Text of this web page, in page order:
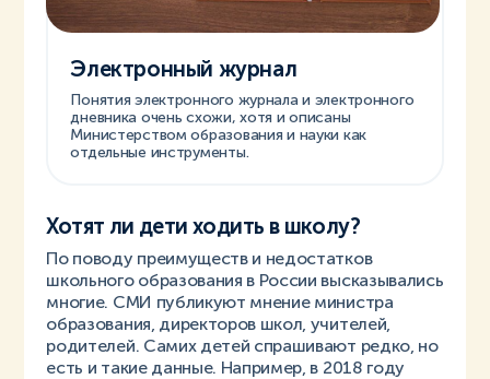
Электронный журнал
Понятия электронного журнала и электронного
дневника очень схожи, хотя и описаны
Министерством образования и науки как
отдельные инструменты.
Хотят ли дети ходить в школу?
По поводу преимуществ и недостатков
школьного образования в России высказывались
многие. СМИ публикуют мнение министра
образования, директоров школ, учителей,
родителей. Самих детей спрашивают редко, но
есть и такие данные. Например, в 2018 году